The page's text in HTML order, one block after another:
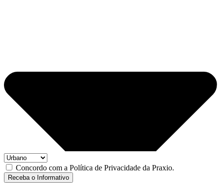
Concordo com a Política de Privacidade da Praxio.
Receba o Informativo